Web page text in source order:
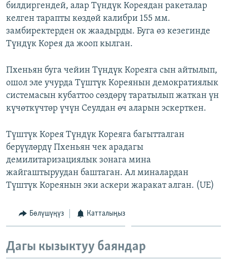
ЭЕ/АРнун бардык сайттары
билдиргендей, алар Түндүк Кореядан ракеталар
келген тарапты көздөй калибри 155 мм.
замбиректерден ок жаадырды. Буга өз кезегинде
Түндүк Корея да жооп кылган.
Пхеньян буга чейин Түндүк Кореяга сын айтылып,
ошол эле учурда Түштүк Кореянын демократиялык
системасын кубаттоо сөздөрү таратылып жаткан үн
күчөткүчтөр үчүн Сеулдан өч аларын эскерткен.
Түштүк Корея Түндүк Кореяга багытталган
берүүлөрдү Пхеньян чек арадагы
демилитаризациялык зонага мина
жайгаштыруудан баштаган. Ал миналардан
Түштүк Кореянын эки аскери жаракат алган. (UE)
Бөлүшүңүз Катталыңыз
Дагы кызыктуу баяндар